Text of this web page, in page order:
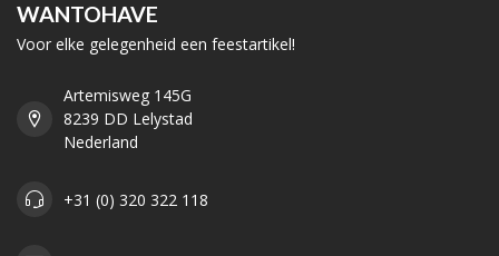
WANTOHAVE
Voor elke gelegenheid een feestartikel!
Artemisweg 145G
8239 DD Lelystad
Nederland
+31 (0) 320 322 118